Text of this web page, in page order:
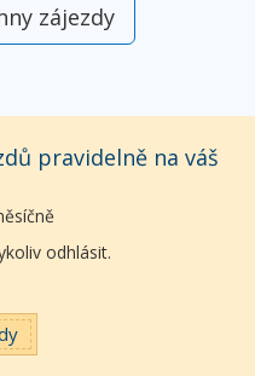
zájezdy
pravidelně na váš
odhlásit.